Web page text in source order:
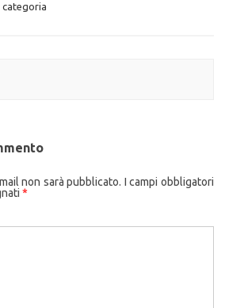
categoria
non sarà pubblicato. I campi obbligatori
*